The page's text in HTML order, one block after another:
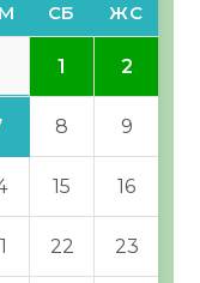
СБ ЖС
1 2
8 9
15 16
22 23